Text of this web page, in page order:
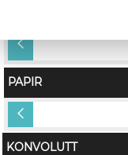
PAPIR
KONVOLUTT